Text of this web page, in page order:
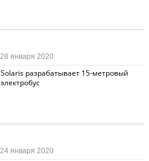
Solaris разрабатывает 15-метровый
электробус
28 января 2020
24 января 2020